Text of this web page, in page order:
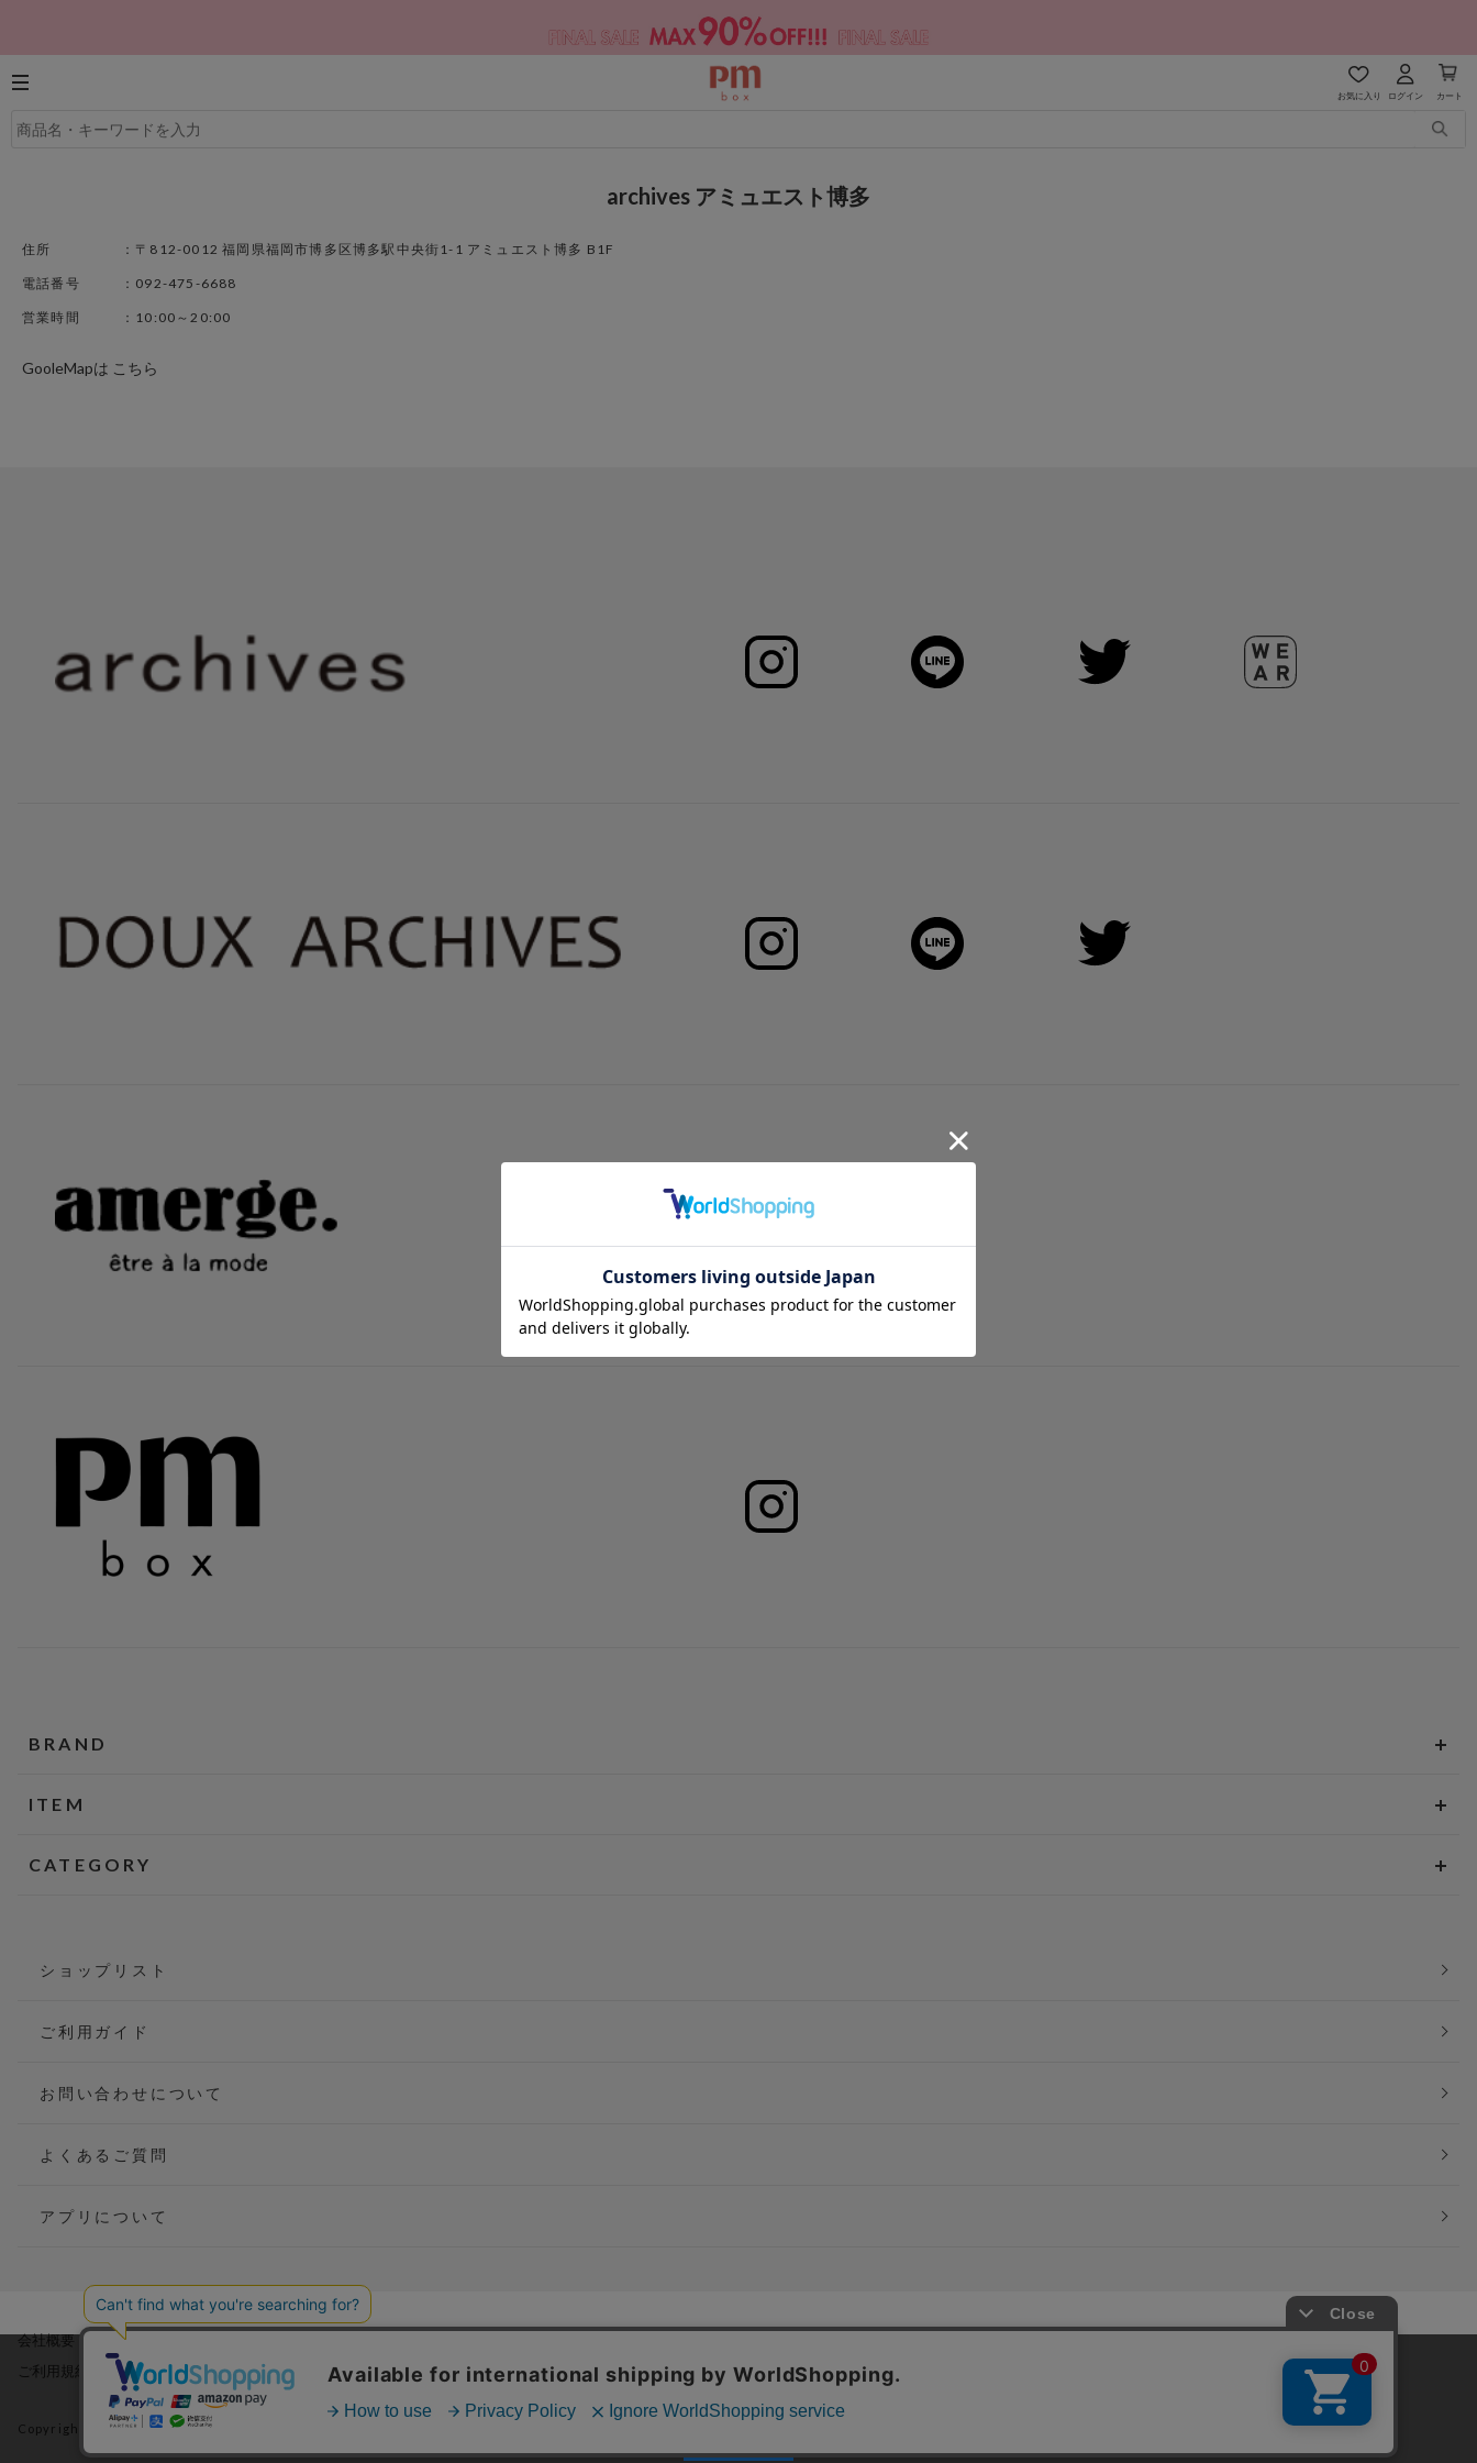
お気に入り ログイン カート
archives アミュエスト博多
住所 ：〒812-0012 福岡県福岡市博多区博多駅中央街1-1 アミュエスト博多 B1F
電話番号 ：092-475-6688
営業時間 ：10:00～20:00
GooleMapは こちら
BRAND
ITEM
CATEGORY
ショップリスト
ご利用ガイド
お問い合わせについて
よくあるご質問
アプリについて
会社概要
ご利用規約
個人情報保護方針
Copyright(C) P&M co.,ltd All Rights Reserved.
当サイトでは利用体験の向上およびコンテンツの最適な提供、トラフィックの分析を目的としてCookieを使用しています。
サイトの閲覧を継続された場合、Cookieの利用に同意したことものといたします。
詳細についてはプライバシーポリシー をご確認ください。